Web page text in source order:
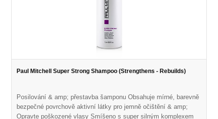
Paul Mitchell Super Strong Shampoo (Strengthens - Rebuilds)
Posilování & amp; přestavba šamponu Obsahuje mírné, barevně
bezpečné povrchově aktivní látky pro jemně očištění & amp;
Opravte poškozené vlasy Smíšeno s super silným komplexem